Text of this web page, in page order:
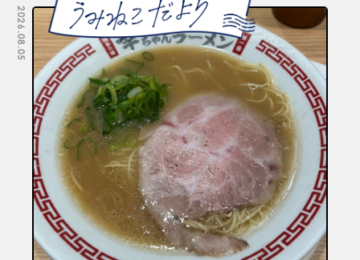
2026.08.05